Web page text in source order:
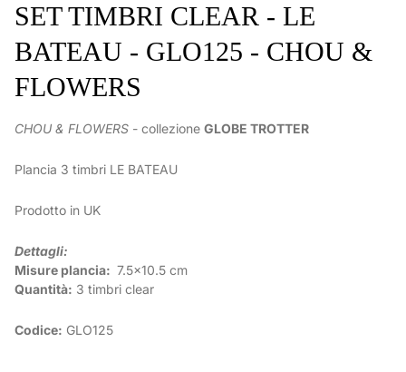
SET TIMBRI CLEAR - LE
BATEAU - GLO125 - CHOU &
FLOWERS
CHOU & FLOWERS - collezione GLOBE TROTTER
Plancia 3 timbri LE BATEAU
Prodotto in UK
Dettagli:
Misure plancia: 7.5x10.5 cm
Quantità: 3 timbri clear
Codice: GLO125